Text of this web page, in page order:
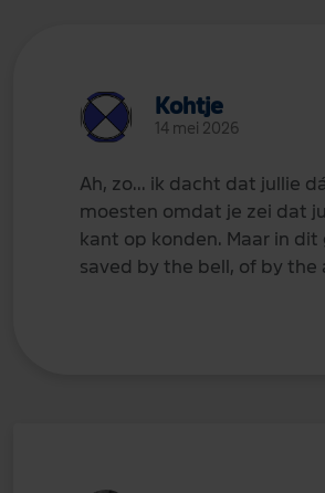
Kohtje
14 mei 2026
Ah, zo... ik dacht dat jullie
moesten omdat je zei dat
kant op konden. Maar in dit
saved by the bell, of by the